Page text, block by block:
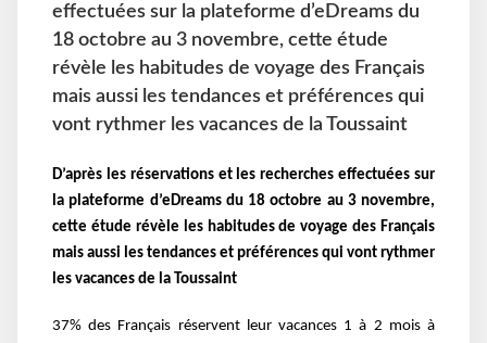
effectuées sur la plateforme d’eDreams du
18 octobre au 3 novembre, cette étude
révèle les habitudes de voyage des Français
mais aussi les tendances et préférences qui
vont rythmer les vacances de la Toussaint
D’après les réservations et les recherches effectuées sur
la plateforme d’eDreams du 18 octobre au 3 novembre,
cette étude révèle les habitudes de voyage des Français
mais aussi les tendances et préférences qui vont rythmer
les vacances de la Toussaint
37% des Français réservent leur vacances 1 à 2 mois à